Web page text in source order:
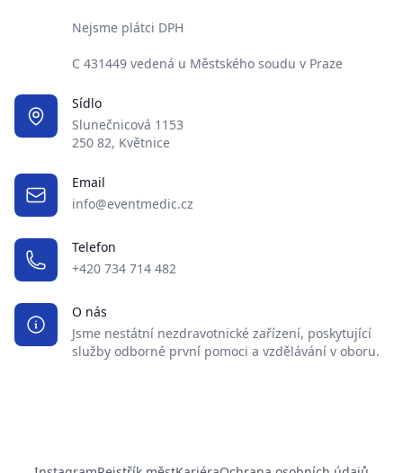
Nejsme plátci DPH
C 431449 vedená u Městského soudu v Praze
Sídlo
Slunečnicová 1153
250 82, Květnice
Email
info@eventmedic.cz
Telefon
+420 734 714 482
O nás
Jsme nestátní nezdravotnické zařízení, poskytující
služby odborné první pomoci a vzdělávání v oboru.